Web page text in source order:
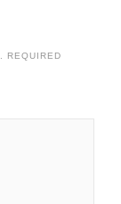
REQUIRED